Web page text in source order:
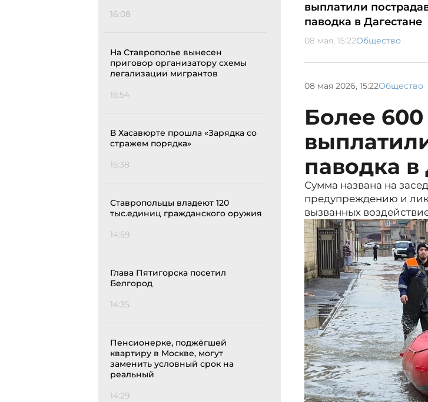
16:08
На Ставрополье вынесен
приговор организатору схемы
легализации мигрантов
15:54
В Хасавюрте прошла «Зарядка со
стражем порядка»
15:38
Ставропольцы владеют 120
тыс.единиц гражданского оружия
14:59
Глава Пятигорска посетил
Белгород
14:35
Пенсионерке, поджёгшей
квартиру в Москве, могут
заменить условный срок на
реальный
14:29
выплатили
паводка в Дагестане
08 мая, 15:22Общество
08 мая 2026, 15:22Общество
Более
паводка в
Сумма названа на
предупреждению и
вызванных